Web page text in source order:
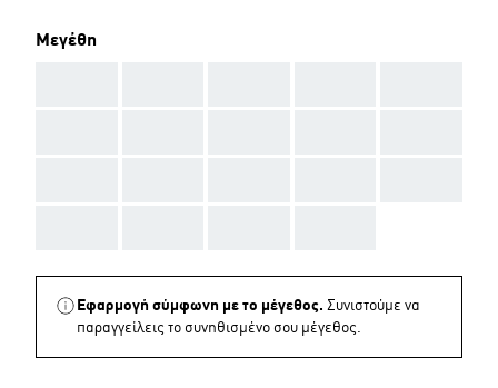
Μεγέθη
Εφαρμογή σύμφωνη με το μέγεθος. Συνιστούμε να
παραγγείλεις το συνηθισμένο σου μέγεθος.